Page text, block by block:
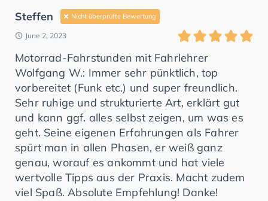
Steffen Nicht überprüfte Bewertung
June 2, 2023
Motorrad-Fahrstunden mit Fahrlehrer
Wolfgang W.: Immer sehr pünktlich, top
vorbereitet (Funk etc.) und super freundlich.
Sehr ruhige und strukturierte Art, erklärt gut
und kann ggf. alles selbst zeigen, um was es
geht. Seine eigenen Erfahrungen als Fahrer
spürt man in allen Phasen, er weiß ganz
genau, worauf es ankommt und hat viele
wertvolle Tipps aus der Praxis. Macht zudem
viel Spaß. Absolute Empfehlung! Danke!